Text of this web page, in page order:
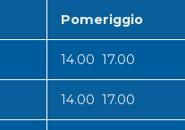
Pomeriggio
14.00 17.00
14.00 17.00